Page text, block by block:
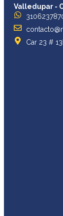
Valledupar -
Car 23 #